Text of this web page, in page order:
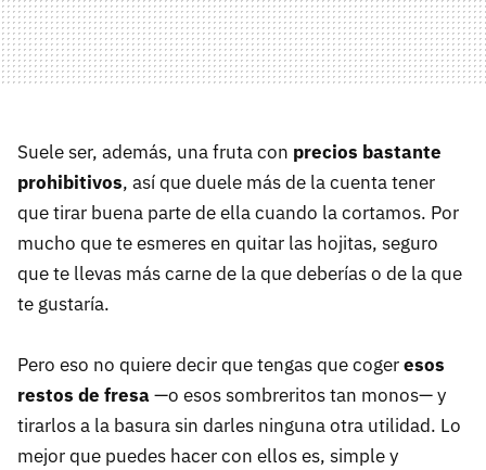
Suele ser, además, una fruta con precios bastante
prohibitivos, así que duele más de la cuenta tener
que tirar buena parte de ella cuando la cortamos. Por
mucho que te esmeres en quitar las hojitas, seguro
que te llevas más carne de la que deberías o de la que
te gustaría.
Pero eso no quiere decir que tengas que cogeresos
restos de fresa—o esos sombreritos tan monos— y
tirarlos a la basura sin darles ninguna otra utilidad. Lo
mejor que puedes hacer con ellos es, simple y